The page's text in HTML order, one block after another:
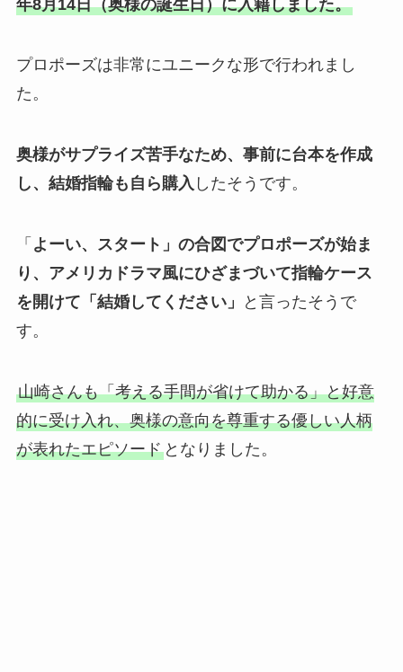
年8月14日（奥様の誕生日）に入籍しました。
プロポーズは非常にユニークな形で行われまし
た。
奥様がサプライズ苦手なため、事前に台本を作成
し、結婚指輪も自ら購入 したそうです。
「 よーい、スタート」の合図でプロポーズが始ま
り、アメリカドラマ風にひざまづいて指輪ケース
を開けて「結婚してください」
と言ったそうで
す。
山崎さんも「考える手間が省けて助かる」と好意
的に受け入れ、奥様の意向を尊重する優しい人柄
が表れたエピソードとなりました。